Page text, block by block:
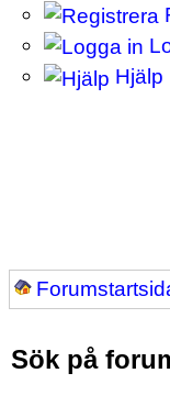
Hjälp
Sök på